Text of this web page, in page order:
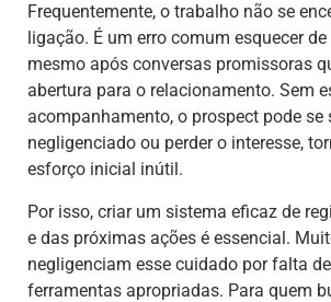
Frequentemente, o trabalho não se
ligação. É um erro comum esquecer
mesmo após conversas promissoras
abertura para o relacionamento. Sem
acompanhamento, o prospect pode se
negligenciado ou perder o interesse,
esforço inicial inútil.
Por isso, criar um sistema eficaz de
e das próximas ações é essencial.
negligenciam esse cuidado por falta
ferramentas apropriadas. Para quem